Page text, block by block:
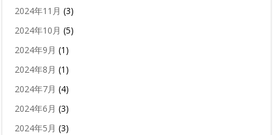
2024年11月 (3)
2024年10月 (5)
2024年9月 (1)
2024年8月 (1)
2024年7月 (4)
2024年6月 (3)
2024年5月 (3)